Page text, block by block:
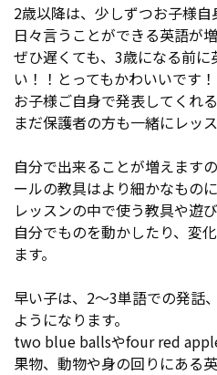
2歳以降は、少しずつお子様自
日々言うことができる英語が
ぜひ遅くても、3歳になる前
い！！とってもかわいいです！
お子様ご自身で発表してくれ
まだ保護者の方も一緒にレッ
自分で出来ることが増えます
ールの教具はより細かなものに
レッスンの中で使う教具や遊
自分でものを動かしたり、変
ます。
早い子は、2～3単語での発話
ようになります。
two blue ballsやfour red
果物、動物や身の回りにある